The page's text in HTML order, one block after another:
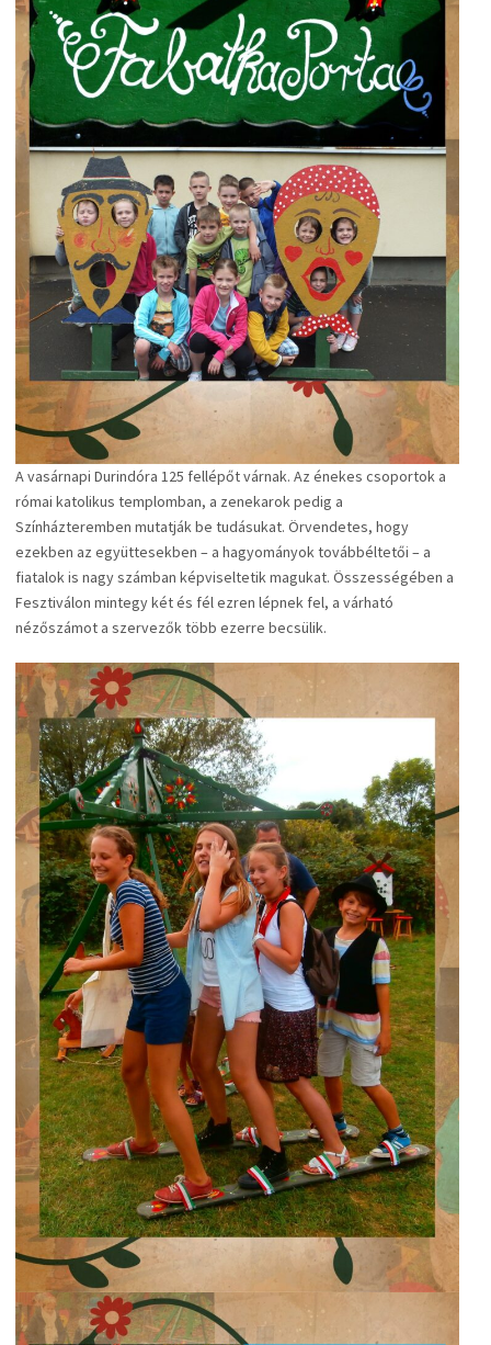
A vasárnapi Durindóra 125 fellépőt várnak. Az énekes csoportok a
római katolikus templomban, a zenekarok pedig a
Színházteremben mutatják be tudásukat. Örvendetes, hogy
ezekben az együttesekben – a hagyományok továbbéltetői – a
fiatalok is nagy számban képviseltetik magukat. Összességében a
Fesztiválon mintegy két és fél ezren lépnek fel, a várható
nézőszámot a szervezők több ezerre becsülik.